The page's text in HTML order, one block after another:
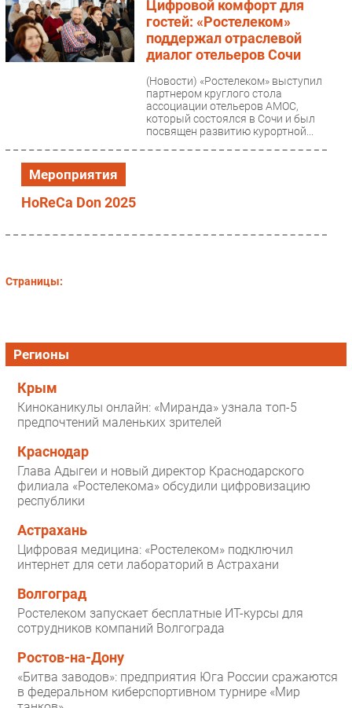
РАЗДЕЛЫ
Проекты
IT класс
Тестовый стенд
Каталог компаний
Цифровой комфорт для
гостей: «Ростелеком»
поддержал отраслевой
диалог отельеров Сочи
(Новости) «Ростелеком» выступил
партнером круглого стола
ассоциации отельеров АМОС,
который состоялся в Сочи и был
посвящен развитию курортной...
Мероприятия
HoReCa Don 2025
Страницы:
Регионы
Крым
Киноканикулы онлайн: «Миранда» узнала топ-5
предпочтений маленьких зрителей
Краснодар
Глава Адыгеи и новый директор Краснодарского
филиала «Ростелекома» обсудили цифровизацию
республики
Астрахань
Цифровая медицина: «Ростелеком» подключил
интернет для сети лабораторий в Астрахани
Волгоград
Ростелеком запускает бесплатные ИТ-курсы для
сотрудников компаний Волгограда
Ростов-на-Дону
«Битва заводов»: предприятия Юга России сражаются
в федеральном киберспортивном турнире «Мир